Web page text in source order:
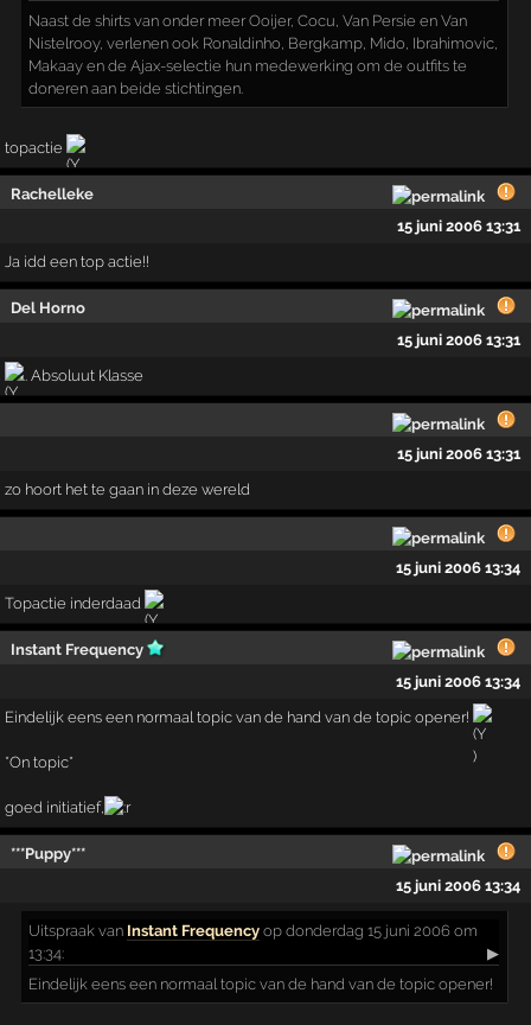
Naast de shirts van onder meer Ooijer, Cocu, Van Persie en Van
Nistelrooy, verlenen ook Ronaldinho, Bergkamp, Mido, Ibrahimovic,
Makaay en de Ajax-selectie hun medewerking om de outfits te
doneren aan beide stichtingen.
topactie
Rachelleke
15 juni 2006 13:31
Ja idd een top actie!!
Del Horno
15 juni 2006 13:31
.. Absoluut Klasse
15 juni 2006 13:31
zo hoort het te gaan in deze wereld
15 juni 2006 13:34
Topactie inderdaad
Instant Frequency
15 juni 2006 13:34
Eindelijk eens een normaal topic van de hand van de topic opener!
*On topic*
goed initiatief,
***Puppy***
15 juni 2006 13:34
Uitspraak van Instant Frequency op donderdag 15 juni 2006 om
13:34:
▶
Eindelijk eens een normaal topic van de hand van de topic opener!